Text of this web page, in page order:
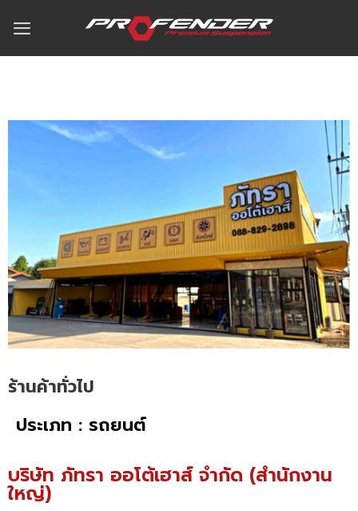
ร้านค้าทั่วไป
ประเภท : รถยนต์
บริษัท ภัทรา ออโต้เฮาส์ จำกัด (สำนักงาน
ใหญ่)